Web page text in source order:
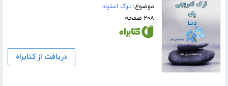
موضوع:ترک اعتیاد
۲۰۸ صفحه
دریافت از کتابراه